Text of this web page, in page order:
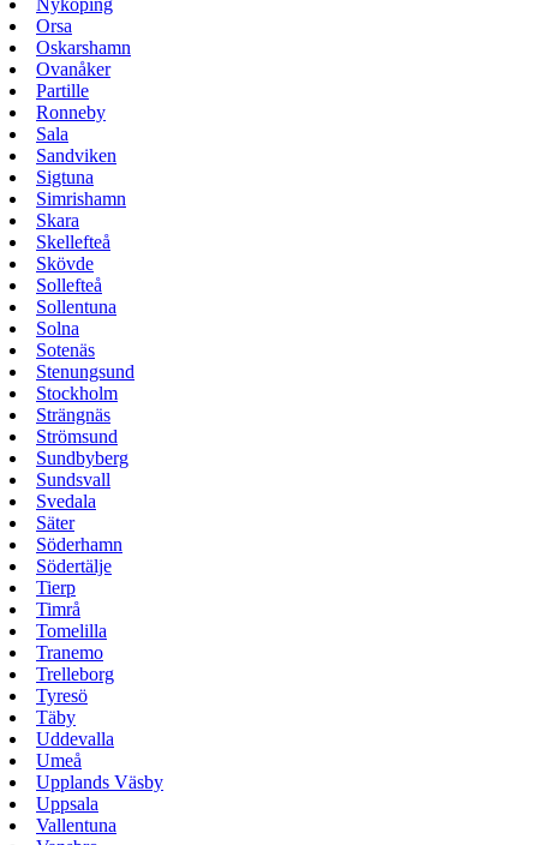
Nyköping
Orsa
Oskarshamn
Ovanåker
Partille
Ronneby
Sala
Sandviken
Sigtuna
Simrishamn
Skara
Skellefteå
Skövde
Sollefteå
Sollentuna
Solna
Sotenäs
Stenungsund
Stockholm
Strängnäs
Strömsund
Sundbyberg
Sundsvall
Svedala
Säter
Söderhamn
Södertälje
Tierp
Timrå
Tomelilla
Tranemo
Trelleborg
Tyresö
Täby
Uddevalla
Umeå
Upplands Väsby
Uppsala
Vallentuna